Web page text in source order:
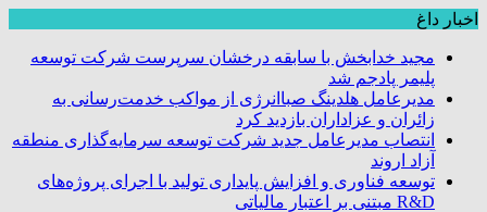
اخبار داغ
مجید خدابخش با سابقه درخشان سرپرست شرکت توسعه
پلیمر پادجم شد
مدیرعامل هلدینگ صباانرژی از مواکب خدمت‌رسانی به
زائران و عزاداران بازدید کرد
انتصاب مدیرعامل جدید شرکت توسعه سرمایه‌گذاری منطقه
آزاد اروند
توسعه فناوری و افزایش پایداری تولید با اجرای پروژه‌های
R&D مبتنی بر اعتبار مالیاتی